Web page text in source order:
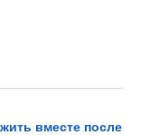
вместе после